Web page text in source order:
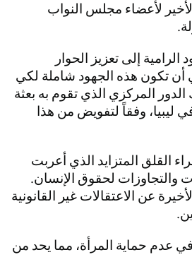
لأعضاء مجلس النواب
الرامية إلى تعزيز الحوار
أن تكون هذه الجهود شاملة لكي
المركزي الذي تقوم به بعثة
ليبيا، وفقاً لتفويض من هذا
القلق المتزايد الذي أعربت
والتجاوزات لحقوق الإنسان.
عن الاعتقالات غير القانونية
عدم حماية المرأة، مما يحد من